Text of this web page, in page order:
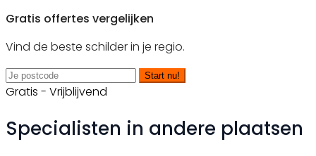
Gratis offertes vergelijken
Vind de beste schilder in je regio.
Start nu!
Gratis - Vrijblijvend
Specialisten in andere plaatsen